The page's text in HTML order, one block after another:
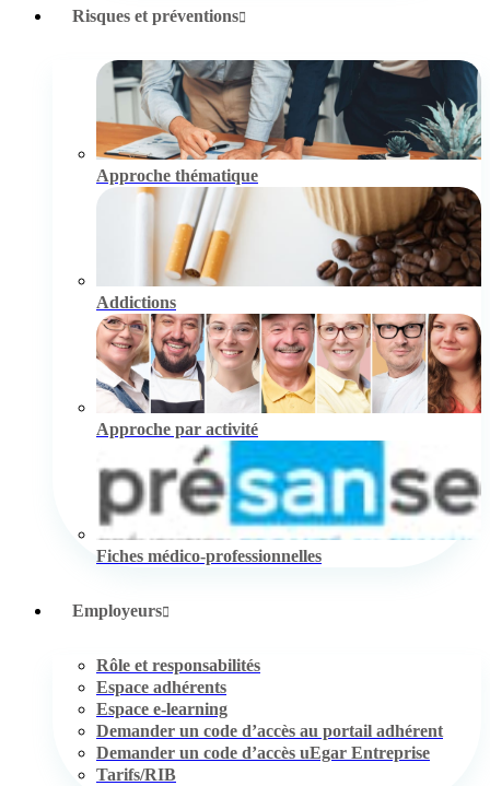
Risques et préventions
Approche thématique
Addictions
Approche par activité
Fiches médico-professionnelles
Employeurs
Rôle et responsabilités
Espace adhérents
Espace e-learning
Demander un code d’accès au portail adhérent
Demander un code d’accès uEgar Entreprise
Tarifs/RIB